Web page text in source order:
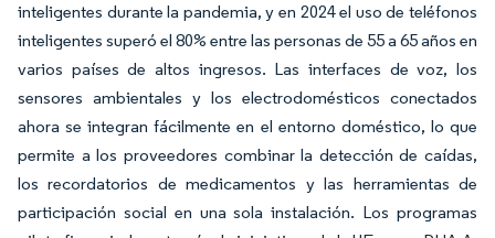
inteligentes durante la pandemia, y en 2024 el uso de teléfonos
inteligentes superó el 80% entre las personas de 55 a 65 años en
varios países de altos ingresos. Las interfaces de voz, los
sensores ambientales y los electrodomésticos conectados
ahora se integran fácilmente en el entorno doméstico, lo que
permite a los proveedores combinar la detección de caídas,
los recordatorios de medicamentos y las herramientas de
participación social en una sola instalación. Los programas